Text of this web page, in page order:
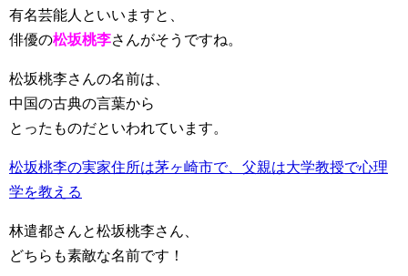
有名芸能人といいますと、
俳優の松坂桃李さんがそうですね。
松坂桃李さんの名前は、
中国の古典の言葉から
とったものだといわれています。
松坂桃李の実家住所は茅ヶ崎市で、父親は大学教授で心理
学を教える
林遣都さんと松坂桃李さん、
どちらも素敵な名前です！